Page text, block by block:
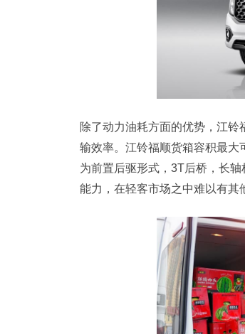
除了动力油耗方面的优势，江
输效率。江铃福顺货箱容积最大
为前置后驱形式，3T后桥，长
能力，在轻客市场之中难以有其